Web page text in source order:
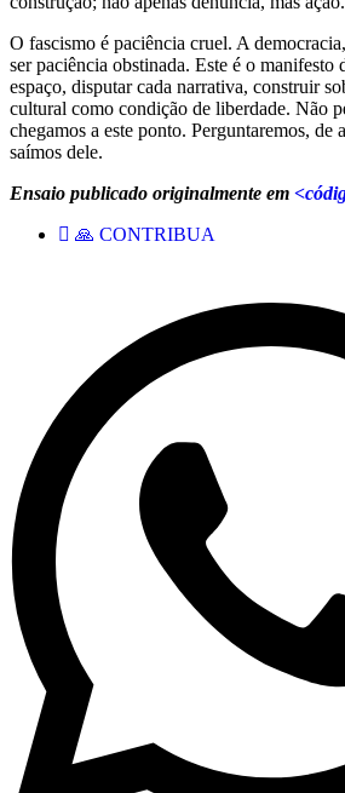
O fascismo é paciência cruel. A
ser paciência obstinada. Este é o manifesto
espaço, disputar cada narrativa, construir
cultural como condição de liberdade. Não
chegamos a este ponto. Perguntaremos, de
saímos dele.
Ensaio publicado originalmente em
🙏 CONTRIBUA